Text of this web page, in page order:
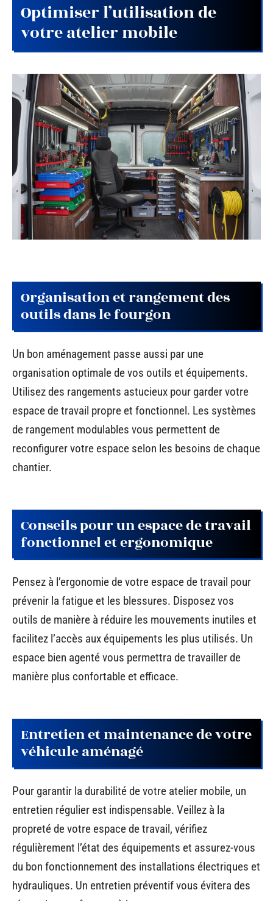
Optimiser l’utilisation de
votre atelier mobile
Organisation et rangement des
outils dans le fourgon
Un bon aménagement passe aussi par une
organisation optimale de vos outils et équipements.
Utilisez des rangements astucieux pour garder votre
espace de travail propre et fonctionnel. Les systèmes
de rangement modulables vous permettent de
reconfigurer votre espace selon les besoins de chaque
chantier.
Conseils pour un espace de travail
fonctionnel et ergonomique
Pensez à l’ergonomie de votre espace de travail pour
prévenir la fatigue et les blessures. Disposez vos
outils de manière à réduire les mouvements inutiles et
facilitez l’accès aux équipements les plus utilisés. Un
espace bien agenté vous permettra de travailler de
manière plus confortable et efficace.
Entretien et maintenance de votre
véhicule aménagé
Pour garantir la durabilité de votre atelier mobile, un
entretien régulier est indispensable. Veillez à la
propreté de votre espace de travail, vérifiez
régulièrement l’état des équipements et assurez-vous
du bon fonctionnement des installations électriques et
hydrauliques. Un entretien préventif vous évitera des